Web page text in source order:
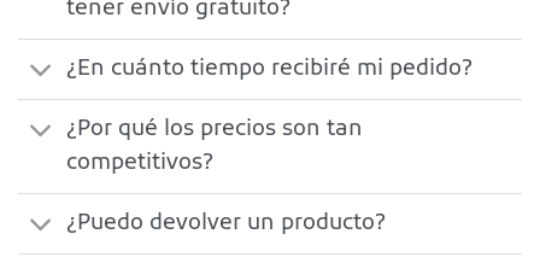
tener envío gratuito?
¿En cuánto tiempo recibiré mi pedido?
¿Por qué los precios son tan
competitivos?
¿Puedo devolver un producto?